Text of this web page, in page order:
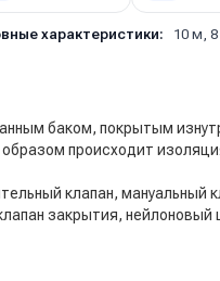
характеристики: 10 м, 8
баком, покрытым
происходит
клапан, мануальный
закрытия,